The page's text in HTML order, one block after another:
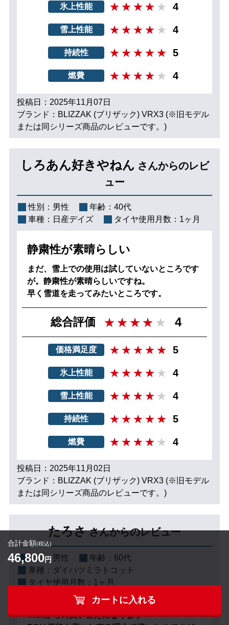
合計金額(税込)
46,800円
カートに入れる
氷上性能 4
雪上性能 4
持続性 5
燃費 4
投稿日：2025年11月07日
ブランド：BLIZZAK (ブリザック) VRX3 (※旧モデル
または同シリーズ商品のレビューです。)
しろあん好きやねん さんからのレビ
ュー
性別： 男性 年齢： 40代
車種： 日産デイズ タイヤ使用月数： 1ヶ月
静粛性が素晴らしい
まだ、雪上での使用は試していないところです
が。静粛性が素晴らしいですね。
早く雪道を走ってみたいところです。
総合評価 4
価格満足度 5
氷上性能 4
雪上性能 4
持続性 5
燃費 4
投稿日：2025年11月02日
ブランド：BLIZZAK (ブリザック) VRX3 (※旧モデル
または同シリーズ商品のレビューです。)
たろさ さんからのレビュー
性別： 男性 年齢： 60代
車種： ダイハツミラトコット
タイヤ使用月数： 1ヶ月
VRXからの買い替えになります